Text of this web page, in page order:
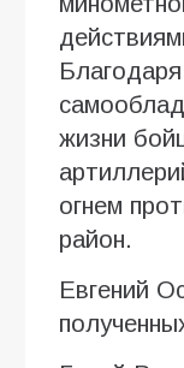
жизни
огнем
район.
Евгений